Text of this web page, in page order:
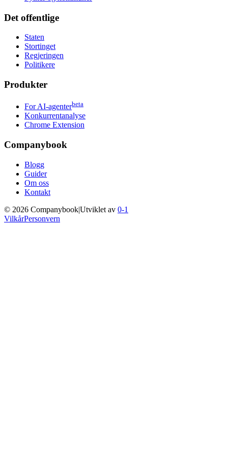
Det offentlige
Staten
Stortinget
Regjeringen
Politikere
Produkter
For AI-agenterbeta
Konkurrentanalyse
Chrome Extension
Companybook
Blogg
Guider
Om oss
Kontakt
© 2026 Companybook|Utviklet av 0-1
VilkårPersonvern